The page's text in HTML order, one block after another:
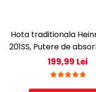
Hota traditionala
201SS, Putere de
mc/h, 1 motor,
199,99 Lei